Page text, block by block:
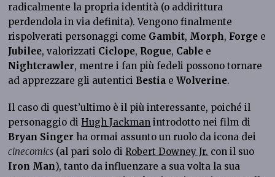
radicalmente la propria identità (o addirittura
perdendola in via definita). Vengono finalmente
rispolverati personaggi come Gambit, Morph, Forge e
Jubilee, valorizzati Ciclope, Rogue, Cable e
Nightcrawler, mentre i fan più fedeli possono tornare
ad apprezzare gli autentici Bestia eWolverine.
Il caso di quest’ultimo è il più interessante, poiché il
personaggio di Hugh Jackman introdotto nei film di
Bryan Singer ha ormai assunto un ruolo da icona dei
cinecomics (al pari solo diRobert Downey Jr. con il suo
Iron Man), tanto da influenzare a sua volta la sua